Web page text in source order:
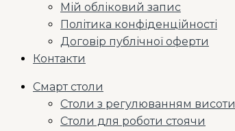
Мій обліковий запис
Політика конфіденційності
Договір публічної оферти
Контакти
Смарт столи
Столи з регулюванням висоти
Столи для роботи стоячи